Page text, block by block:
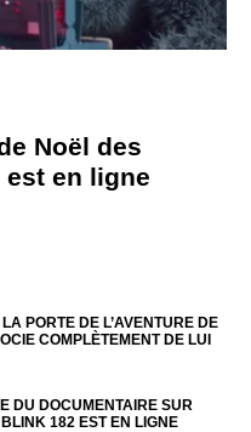
Noël des
en ligne
PORTE DE L’AVENTURE DE
COMPLÈTEMENT DE LUI
DU DOCUMENTAIRE SUR
182 EST EN LIGNE